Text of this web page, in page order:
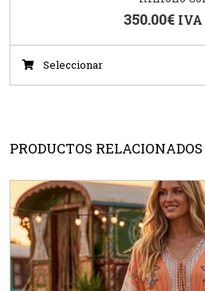
350.00€ IVA
Seleccionar
PRODUCTOS RELACIONADOS